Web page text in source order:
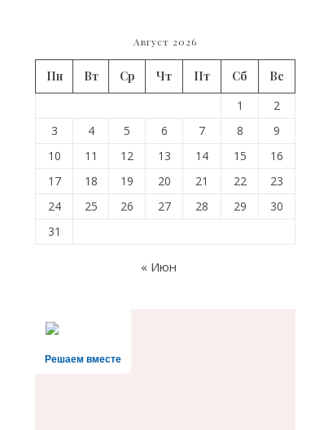
Август 2026
Пн Вт Ср Чт Пт Сб
Вс
1
2
3
4 5 6 7 8
9
10
11 12 13 14 15
16
17
18 19 20 21 22
23
24
25 26 27 28 29
30
31
« Июн
Решаем вместе